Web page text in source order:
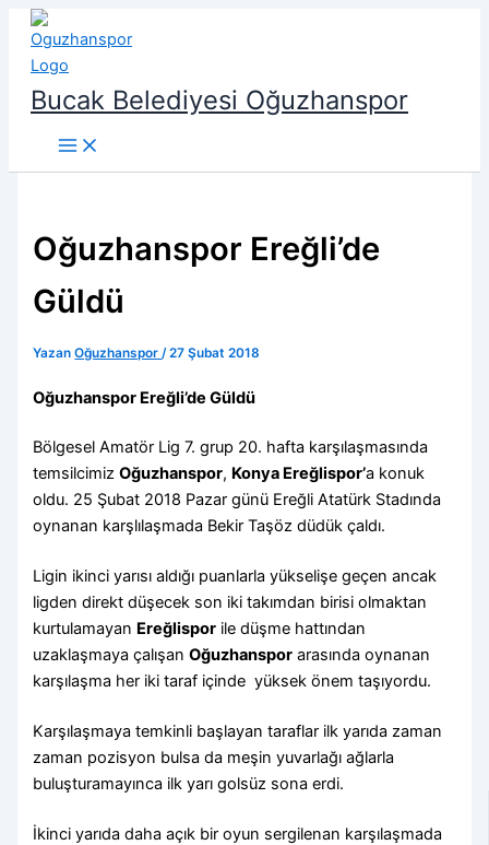
İçeriğe
atla
Bucak Belediyesi Oğuzhanspor
Oğuzhanspor Ereğli’de
Güldü
Yazan Oğuzhanspor/27 Şubat 2018
Oğuzhanspor Ereğli’de Güldü
Bölgesel Amatör Lig 7. grup 20. hafta karşılaşmasında
temsilcimizOğuzhanspor, Konya Ereğlispor’a konuk
oldu. 25 Şubat 2018 Pazar günü Ereğli Atatürk Stadında
oynanan karşlılaşmada Bekir Taşöz düdük çaldı.
Ligin ikinci yarısı aldığı puanlarla yükselişe geçen ancak
ligden direkt düşecek son iki takımdan birisi olmaktan
kurtulamayan Ereğlispor ile düşme hattından
uzaklaşmaya çalışanOğuzhanspor arasında oynanan
karşılaşma her iki taraf içinde yüksek önem taşıyordu.
Karşılaşmaya temkinli başlayan taraflar ilk yarıda zaman
zaman pozisyon bulsa da meşin yuvarlağı ağlarla
buluşturamayınca ilk yarı golsüz sona erdi.
İkinci yarıda daha açık bir oyun sergilenan karşılaşmada